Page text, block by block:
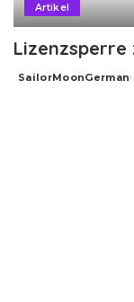
Artikel
Lizenzsperre
Posted
SailorMoonGerman